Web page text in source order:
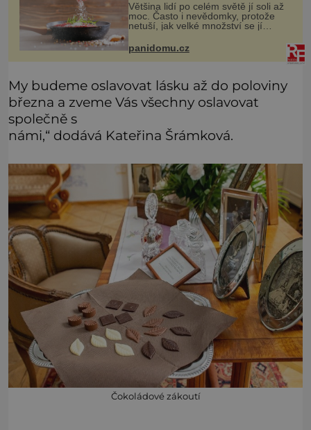
Většina lidí po celém světě jí soli až
moc. Často i nevědomky, protože
netuší, jak velké množství se jí
potravinách, dokonce i těch
sladkých. Sůl je zdravá
panidomu.cz
My budeme oslavovat lásku až do poloviny
března a zveme Vás všechny oslavovat
společně s
námi,“ dodává Kateřina Šrámková.
Čokoládové zákoutí